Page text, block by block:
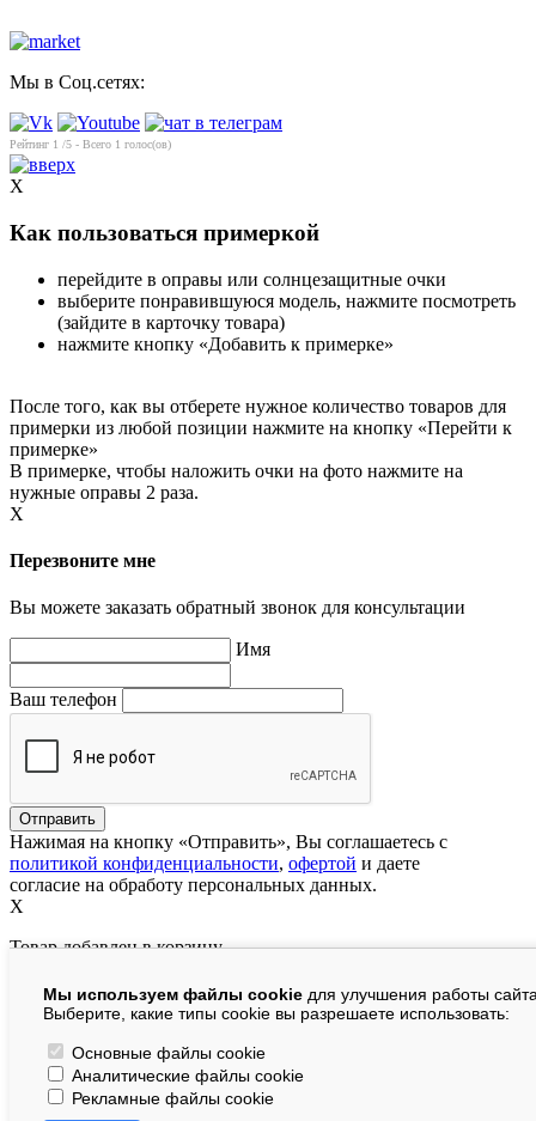
Мы в Соц.сетях:
Рейтинг 1 /5 - Всего 1 голос(ов)
Мы используем файлы cookie для улучшения работы
Выберите, какие типы cookie вы разрешаете использовать:
Основные файлы cookie
Аналитические файлы cookie
Рекламные файлы cookie
X
Как пользоваться примеркой
перейдите в оправы или солнцезащитные очки
выберите понравившуюся модель, нажмите посмотреть
(зайдите в карточку товара)
нажмите кнопку «Добавить к примерке»
После того, как вы отберете нужное количество товаров для
примерки из любой позиции нажмите на кнопку «Перейти к
примерке»
В примерке, чтобы наложить очки на фото нажмите на
нужные оправы 2 раза.
X
Перезвоните мне
Вы можете заказать обратный звонок для консультации
Имя
Ваш телефон
Нажимая на кнопку «Отправить», Вы соглашаетесь с
политикой конфиденциальности, офертой и даете
согласие на обработу персональных данных.
X
Товар добавлен в корзину
В корзине:шт.
На сумму:руб.